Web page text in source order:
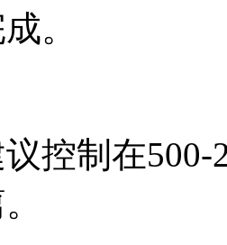
。
控制在